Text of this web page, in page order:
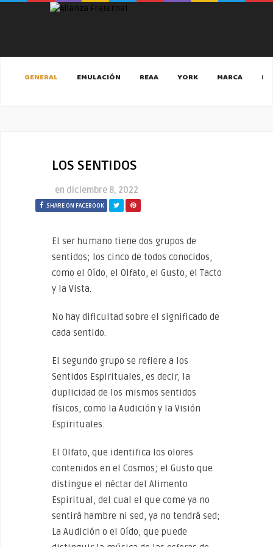
GENERAL EMULACIÓN REAA YORK MARCA
LOS SENTIDOS
en diciembre 8, 2022
SHARE ON FACEBOOK
El ser humano tiene dos grupos de
sentidos; los cinco de todos conocidos,
como el Oído, el Olfato, el Gusto, el Tacto
y la Vista.
No hay dificultad sobre el significado de
cada sentido.
El segundo grupo se refiere a los
Sentidos Espirituales, es decir, la
duplicidad de los mismos sentidos
físicos, como la Audición y la Visión
Espirituales.
El Olfato, que identifica los olores
contenidos en el Cosmos; el Gusto que
distingue el néctar del Alimento
Espiritual, del cual el que come ya no
sentirá hambre ni sed, ya no tendrá sed;
La Audición o el Oído, que puede